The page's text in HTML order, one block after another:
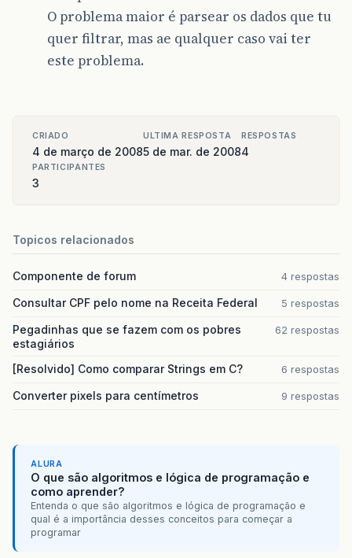
O problema maior é parsear os dados que tu
quer filtrar, mas ae qualquer caso vai ter
este problema.
CRIADO
4 de março de 2008
ULTIMA RESPOSTA
5 de mar. de 2008
RESPOSTAS
4
PARTICIPANTES
3
Topicos relacionados
Componente de forum 4 respostas
Consultar CPF pelo nome na Receita Federal 5 respostas
Pegadinhas que se fazem com os pobres
estagiários
62 respostas
[Resolvido] Como comparar Strings em C? 6 respostas
Converter pixels para centímetros 9 respostas
ALURA
O que são algoritmos e lógica de programação e
como aprender?
Entenda o que são algoritmos e lógica de programação e
qual é a importância desses conceitos para começar a
programar